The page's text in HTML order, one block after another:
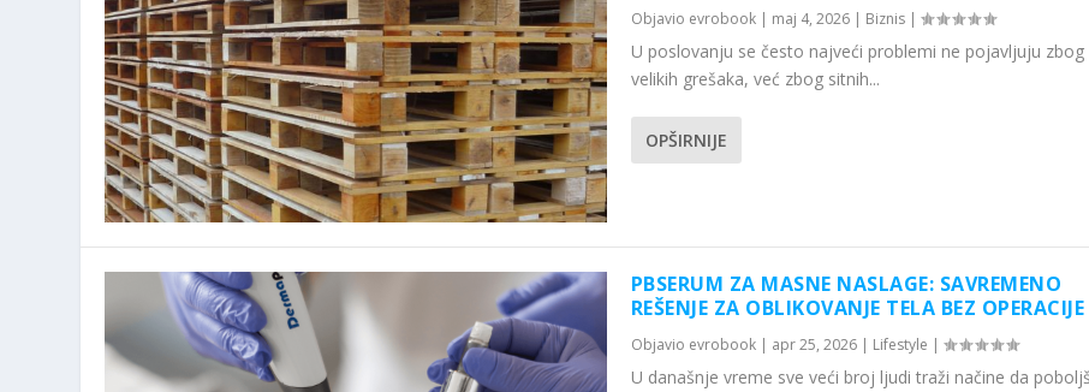
Objavio evrobook| maj 4, 2026| Biznis|
U poslovanju se često najveći problemi ne pojavljuju zbog
velikih grešaka, već zbog sitnih...
OPŠIRNIJE
PBSERUM ZA MASNE NASLAGE: SAVREMENO
REŠENJE ZA OBLIKOVANJE TELA BEZ OPERACIJE
Objavio evrobook| apr 25, 2026| Lifestyle |
U današnje vreme sve veći broj ljudi traži načine da